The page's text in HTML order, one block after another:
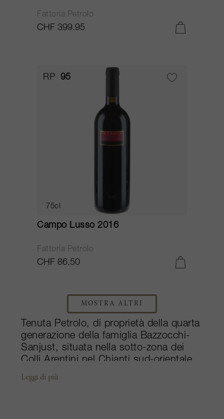
Fattoria Petrolo
CHF 399.95
RP 95
75cl
Campo Lusso 2016
Fattoria Petrolo
CHF 86.50
MOSTRA ALTRI
Tenuta Petrolo, di proprietà della quarta
generazione della famiglia Bazzocchi-
Sanjust, situata nella sotto-zona dei
Colli Arentini nel Chianti sud-orientale,
si concentra sulla produzione di vini di
altissima qualità. Con l'aiuto esperto
Leggi di più